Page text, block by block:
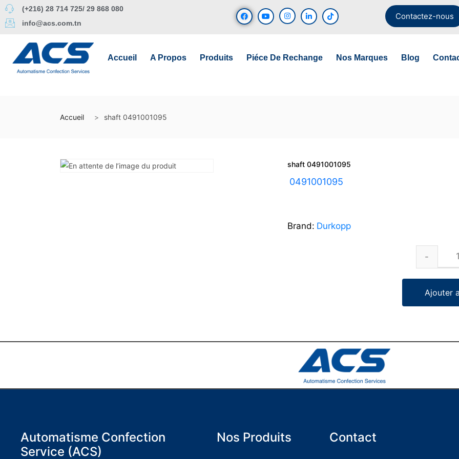
(+216) 28 714 725/ 29 868 080
info@acs.com.tn
Contactez-nous
Accueil A Propos Produits Piéce De Rechange Nos Marques Blog
Accueil shaft 0491001095
shaft 0491001095
0491001095
Brand: Durkopp
Ajouter
Automatisme Confection
Service (ACS)
Nos Produits Contact